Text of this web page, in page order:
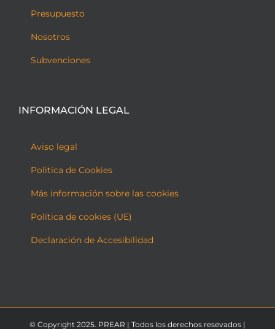
Presupuesto
Nosotros
Subvenciones
INFORMACIÓN LEGAL
Aviso legal
Politica de Cookies
Más información sobre las cookies
Política de cookies (UE)
Declaración de Accesibilidad
© Copyright 2025. PREAR | Todos los derechos resevados |